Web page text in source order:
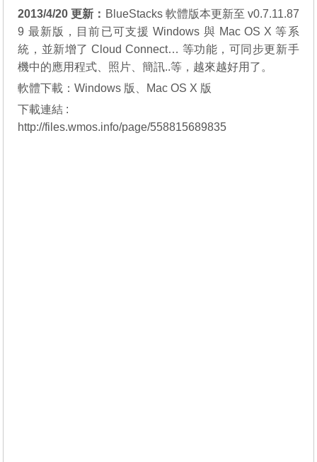
2013/4/20 更新： BlueStacks 軟體版本更新至 v0.7.11.87
9 最新版，目前已可支援 Windows 與 Mac OS X 等系
統，並新增了 Cloud Connect… 等功能，可同步更新手
機中的應用程式、照片、簡訊..等，越來越好用了。
軟體下載：Windows 版
Mac OS X 版
下載連結 :
http://files.wmos.info/page/558815689835